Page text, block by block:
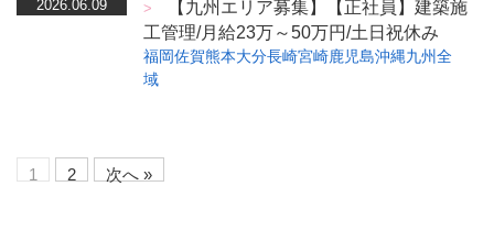
2026.06.09 >
【九州エリア募集】【正社員】建築施
工管理/月給23万～50万円/土日祝休み
福岡佐賀熊本大分長崎宮崎鹿児島沖縄九州全
域
1 2 次へ »